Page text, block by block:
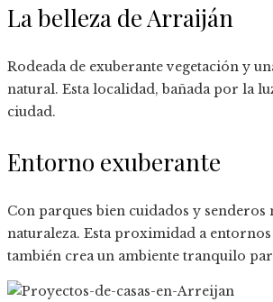
La belleza de Arraiján
Rodeada de exuberante vegetación y
natural. Esta localidad, bañada por la
ciudad.
Entorno exuberante
Con parques bien cuidados y
naturaleza. Esta proximidad a
también crea un ambiente tranquilo